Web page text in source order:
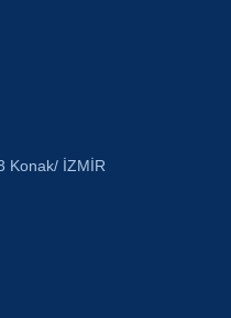
Konak/ İZMİR